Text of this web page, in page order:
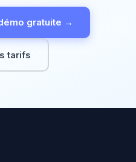
gratuite →
tarifs